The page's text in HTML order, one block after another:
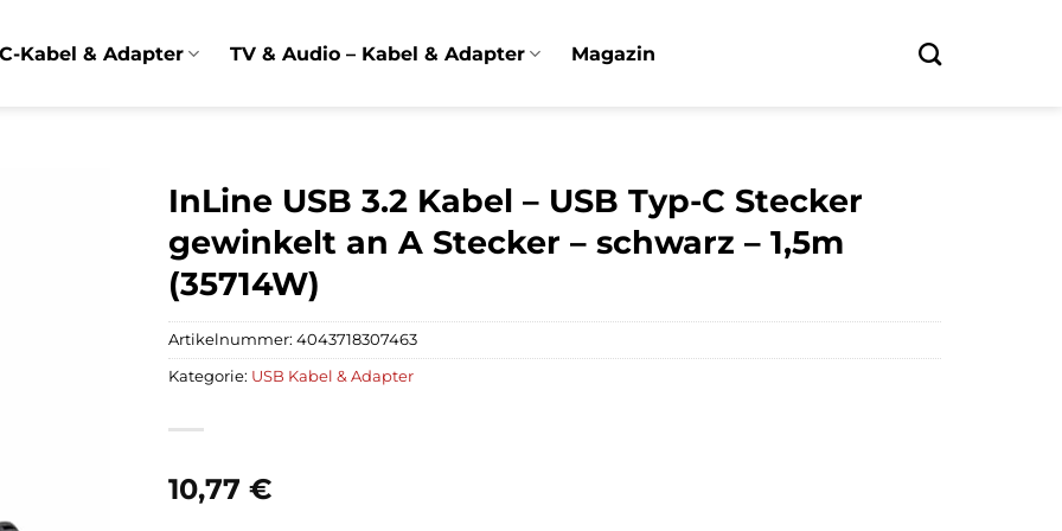
Kabel & Adapter TV & Audio – Kabel & Adapter Magazin
InLine USB 3.2 Kabel – USB Typ-C Stecker
gewinkelt an A Stecker – schwarz – 1,5m
(35714W)
10,77 €
Artikelnummer: 4043718307463
Kategorie: USB Kabel & Adapter